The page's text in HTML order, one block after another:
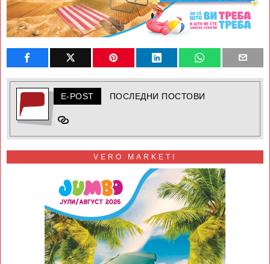
E-POST ПОСЛЕДНИ ПОСТОВИ
VERO MARKETI